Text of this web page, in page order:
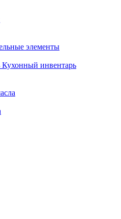
элементы
Кухонный инвентарь